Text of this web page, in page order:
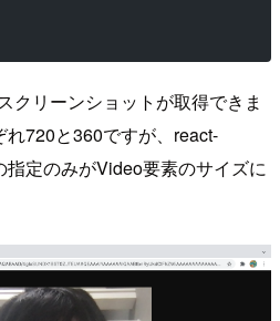
クリーンショットが取得できま
720と360ですが、react-
定のみがVideo要素のサイズに